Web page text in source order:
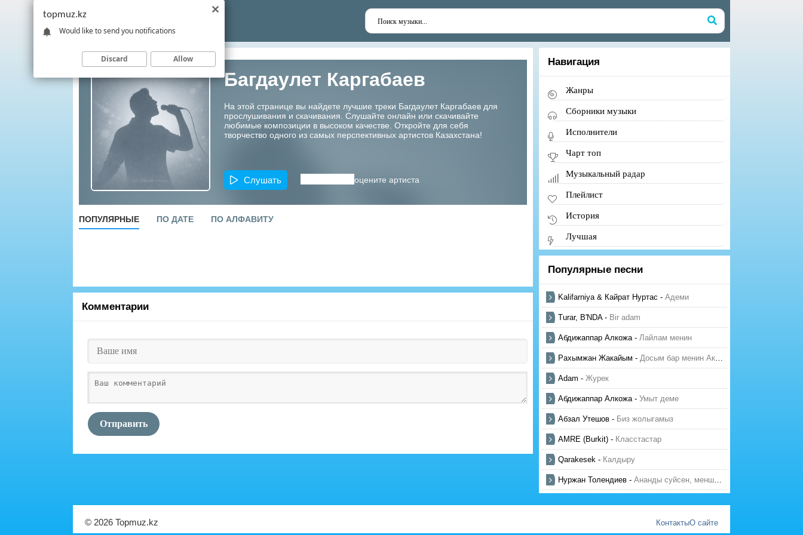
Багдаулет Каргабаев
На этой странице вы найдете лучшие треки Багдаулет Каргабаев для
прослушивания и скачивания. Слушайте онлайн или скачивайте
любимые композиции в высоком качестве. Откройте для себя
творчество одного из самых перспективных артистов Казахстана!
Слушать оцените артиста
ПОПУЛЯРНЫЕ ПО ДАТЕ ПО АЛФАВИТУ
Комментарии
Отправить
Навигация
Жанры
Сборники музыки
Исполнители
Чарт топ
Музыкальный радар
Плейлист
История
Лучшая
Популярные песни
Kalifarniya & Кайрат Нуртас - Адеми
Turar, B'NDA- Bir adam
Абдижаппар Алкожа- Лайлам менин
Рахымжан Жакайым - Досым бар менин Актауда
Adam - Журек
Абдижаппар Алкожа- Умыт деме
Абзал Утешов - Биз жолыгамыз
AMRE (Burkit) - Класстастар
Qarakesek - Калдыру
Нуржан Толендиев - Ананды суйсен, менше суй
© 2026 Topmuz.kz КонтактыО сайте
topmuz.kz
Would like to send you notifications
Discard Allow